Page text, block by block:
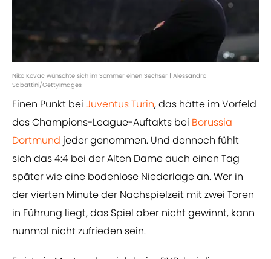
Niko Kovac wünschte sich im Sommer einen Sechser | Alessandro
Sabattini/GettyImages
Einen Punkt bei Juventus Turin, das hätte im Vorfeld
des Champions-League-Auftakts bei Borussia
Dortmund jeder genommen. Und dennoch fühlt
sich das 4:4 bei der Alten Dame auch einen Tag
später wie eine bodenlose Niederlage an. Wer in
der vierten Minute der Nachspielzeit mit zwei Toren
in Führung liegt, das Spiel aber nicht gewinnt, kann
nunmal nicht zufrieden sein.